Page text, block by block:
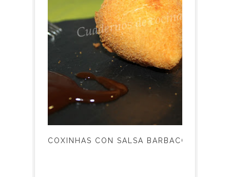
COXINHAS CON SALSA BARBACOA